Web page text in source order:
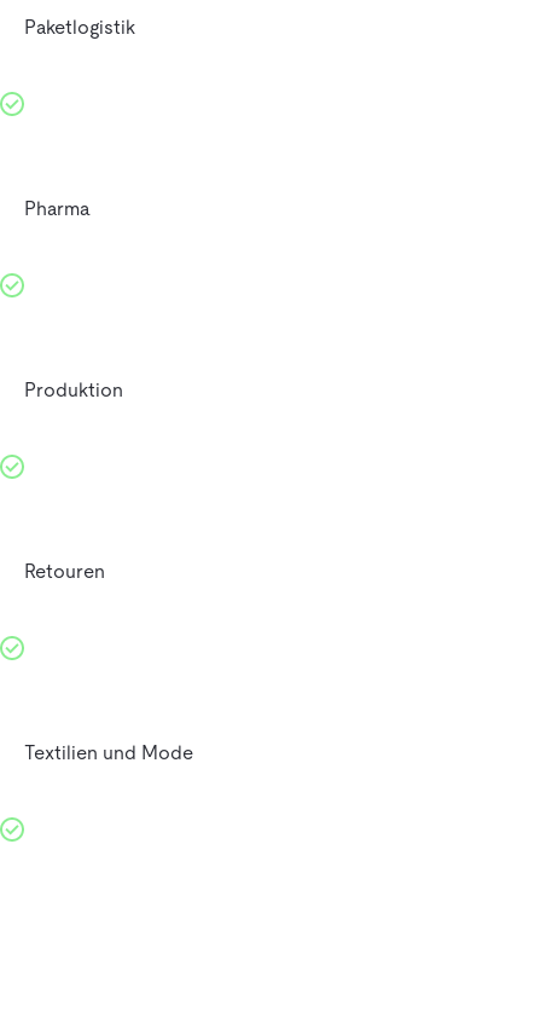
Paketlogistik
Pharma
Produktion
Retouren
Textilien und Mode